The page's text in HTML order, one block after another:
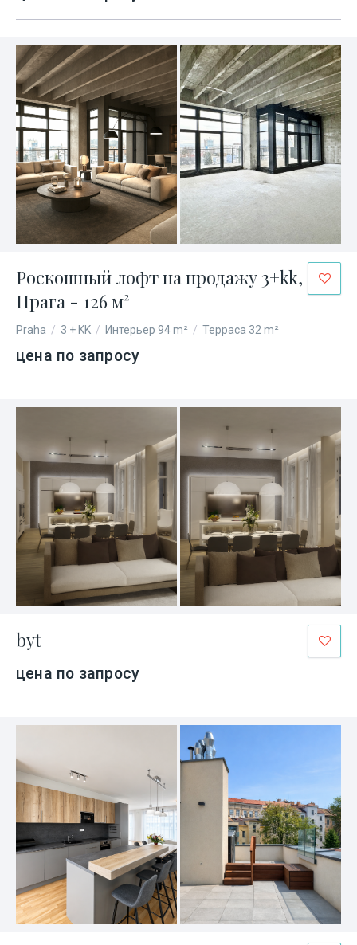
Роскошный лофт на продажу 3+kk,
Прага - 126 м²
Praha / 3 + KK / Интерьер 94 m² / Терраса 32 m²
цена по запросу
byt
цена по запросу